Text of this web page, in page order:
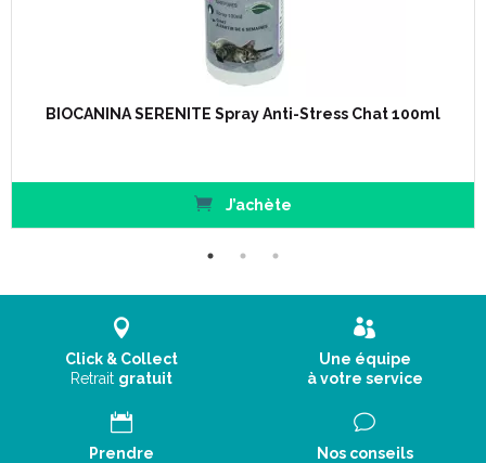
BIOCANINA SERENITE Spray Anti-Stress Chat 100ml
J’achète
Click & Collect
Retrait gratuit
Une équipe
à votre service
Prendre
Nos conseils